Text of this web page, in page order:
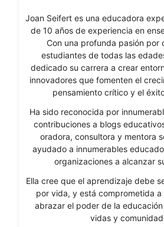
Joan Seifert es una educadora
de 10 años de experiencia en
Con una profunda pasión por
estudiantes de todas las
dedicado su carrera a crear
innovadores que fomenten el
pensamiento crítico y el
Ha sido reconocida por
contribuciones a blogs
oradora, consultora y mentora
ayudado a innumerables
organizaciones a alcanzar
Ella cree que el aprendizaje debe
por vida, y está comprometida a
abrazar el poder de la
vidas y